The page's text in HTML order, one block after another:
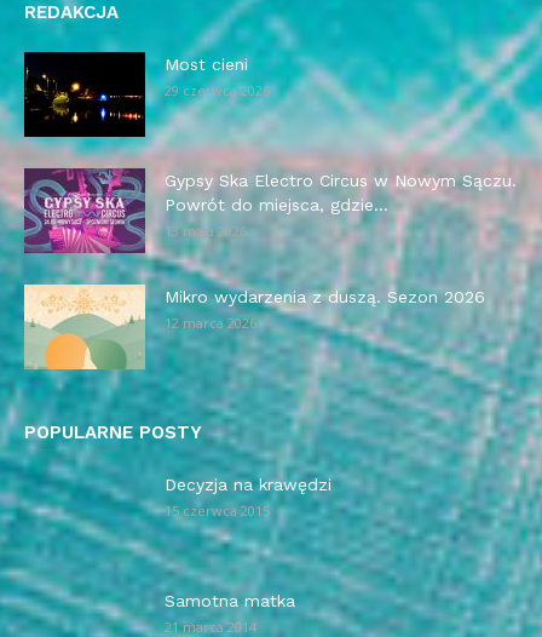
REDAKCJA
Most cieni
29 czerwca 2026
Gypsy Ska Electro Circus w Nowym Sączu.
Powrót do miejsca, gdzie...
13 maja 2026
Mikro wydarzenia z duszą. Sezon 2026
12 marca 2026
POPULARNE POSTY
Decyzja na krawędzi
15 czerwca 2015
Samotna matka
21 marca 2014